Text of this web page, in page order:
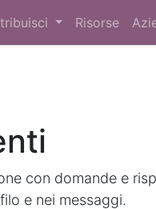
Risorse
con domande e
e nei messaggi.